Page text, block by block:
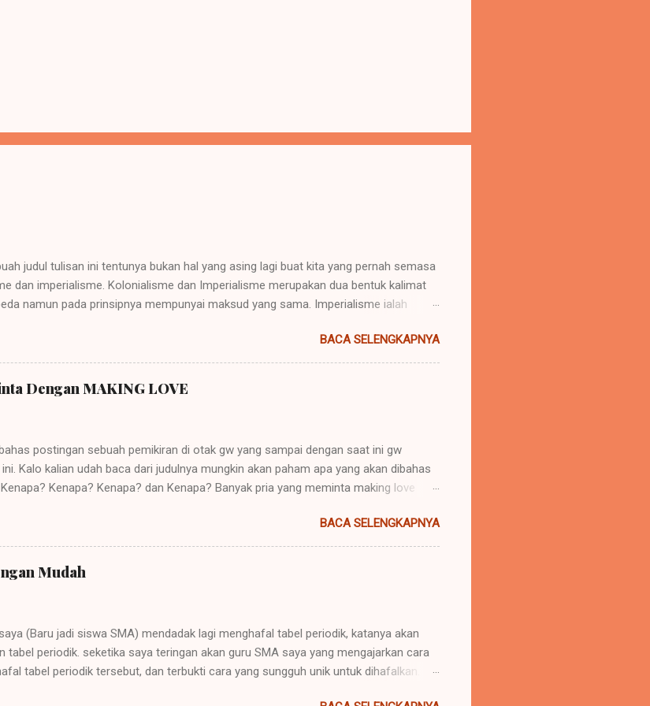
judul tulisan ini tentunya bukan hal yang asing lagi buat kita yang pernah semasa
dan imperialisme. Kolonialisme dan Imperialisme merupakan dua bentuk kalimat
namun pada prinsipnya mempunyai maksud yang sama. Imperialisme ialah
contoh imperialisme terjadi saat negara-negara itu menaklukkan atau
berasal dari kata Latin "imperare" yang artinya "memerintah". Hak untuk
Orang yang diberi hak itu (diberi imperium) disebut "imperator". Yang lazimnya
itu lambat-laun raja disebut imperator dan kerajaannya (ialah daerah dimana imper...
BACA SELENGKAPNYA
Dengan MAKING LOVE
postingan sebuah pemikiran di otak gw yang sampai dengan saat ini gw
Kalo kalian udah baca dari judulnya mungkin akan paham apa yang akan dibahas
Kenapa? Kenapa? dan Kenapa? Banyak pria yang meminta making love
kasih sayang yang tulus bukannya hanya sekedar dari kata NAFSU.. ? Gw
pria menilai suatu hubungan hanya dari segi sex bebas dan mencinta hanya ingin
pasanganya? Apa mungkin karna mereka menganggap cinta itu kan gak
sewaktu kita belanja di supermarket, jadi minta bukti kali yah. *WTF for it.
gak tabu lagi sih yah kalau masih pacaran, terus meminta jasa layanan seks?
BACA SELENGKAPNYA
Mudah
(Baru jadi siswa SMA) mendadak lagi menghafal tabel periodik, katanya akan
tabel periodik. seketika saya teringan akan guru SMA saya yang mengajarkan cara
tabel periodik tersebut, dan terbukti cara yang sungguh unik untuk dihafalkan.